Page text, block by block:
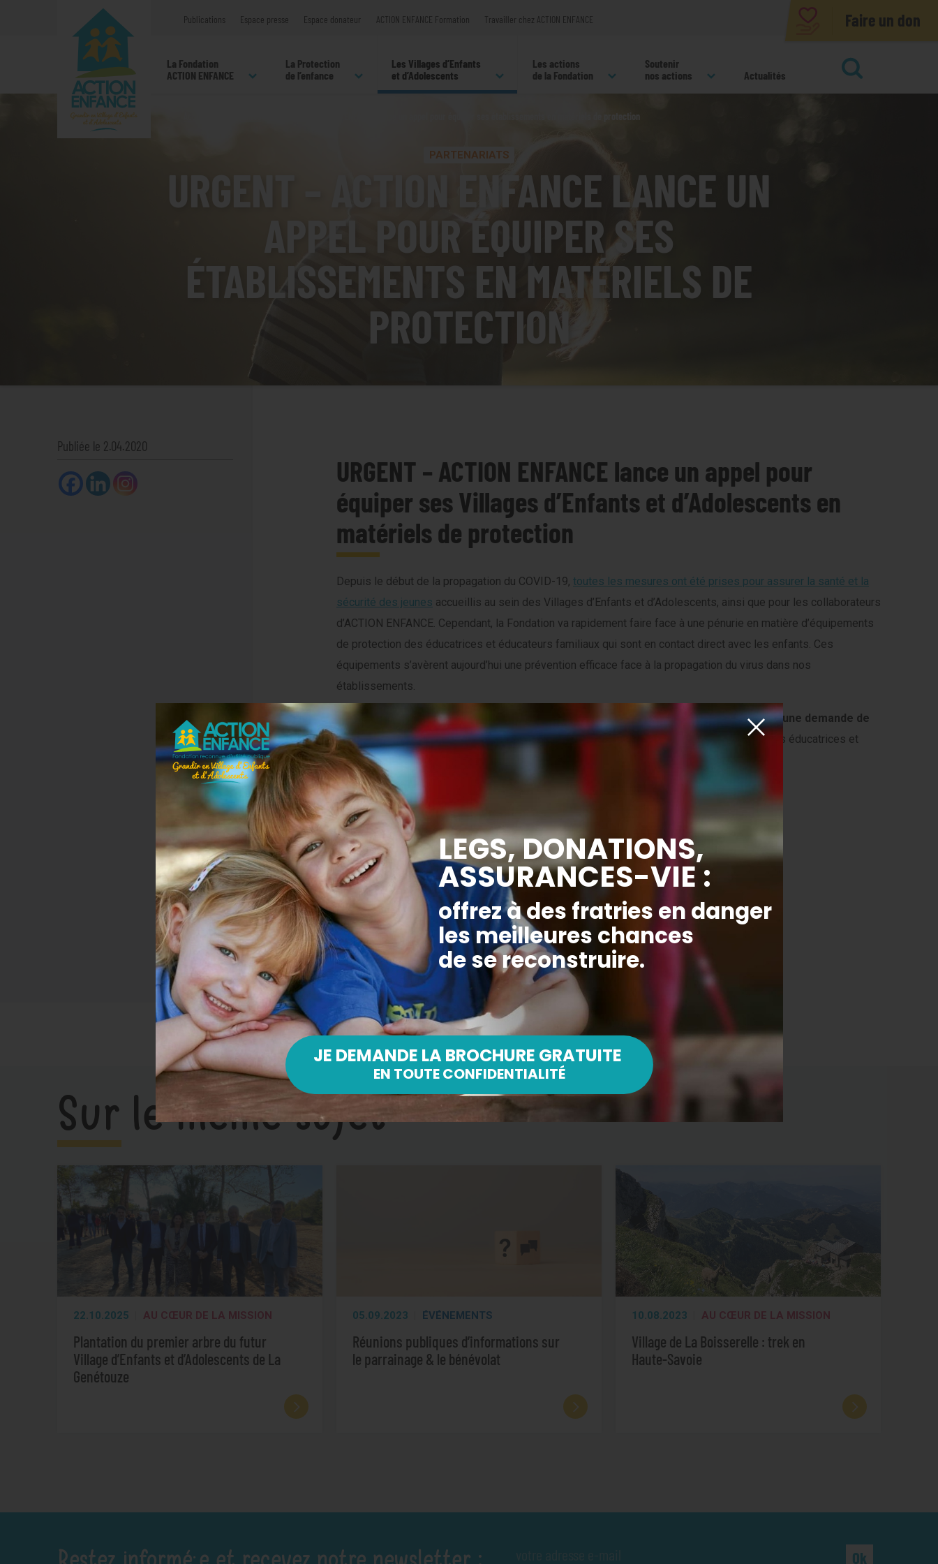
Publications Espace presse Espace donateur ACTION ENFANCE Formation Travailler chez ACTION ENFANCE Faire un don
La Fondation
ACTION ENFANCE
La Protection
de l’enfance
Les Villages d’Enfants
et d’Adolescents
Les actions
de la Fondation
Soutenir
nos actions
Actualités
URGENT – ACTION ENFANCE lance un appel pour équiper ses établissements en matériels de protection
PARTENARIATS
URGENT – ACTION ENFANCE LANCE UN
APPEL POUR ÉQUIPER SES
ÉTABLISSEMENTS EN MATÉRIELS DE
PROTECTION
Publiée le 2.04.2020
URGENT – ACTION ENFANCE lance un appel pour
équiper ses Villages d’Enfants et d’Adolescents en
matériels de protection
Depuis le début de la propagation du COVID-19, toutes les mesures ont été prises pour assurer la santé et la
sécurité des jeunes accueillis au sein des Villages d’Enfants et d’Adolescents, ainsi que pour les collaborateurs
d’ACTION ENFANCE. Cependant, la Fondation va rapidement faire face à une pénurie en matière d’équipements
de protection des éducatrices et éducateurs familiaux qui sont en contact direct avec les enfants. Ces
équipements s’avèrent aujourd’hui une prévention efficace face à la propagation du virus dans nos
établissements.
ACTION ENFANCE lance donc
un appel urgent aux entreprises et aux particuliers avec une demande de
dons de matériels pour ses Villages d’Enfants et Foyers
afin d’assurer la protection des éducatrices et
éducateurs familiaux qui s’occupent au quotidien des enfants.
Nous avons particulièrement besoin de :
Masques de protection (10 000 pièces)
Gel hydro-alcoolique
Gants jetables
Sur-chaussures
Si vous avez la possibilité de nous aider, merci de contacter
Benoit Reveillon, responsable des partenariats
benoit.reveillon@actionenfance.org– 01 70 36 98 94
Sur le même sujet
22.10.2025 AU CŒUR DE LA MISSION
Plantation du premier arbre du futur
Village d’Enfants et d’Adolescents de La
Genétouze
05.09.2023 ÉVÉNEMENTS
Réunions publiques d’informations sur
le parrainage & le bénévolat
10.08.2023 AU CŒUR DE LA MISSION
Village de La Boisserelle : trek en
Haute-Savoie
Restez informé·e et recevez notre newsletter : Ok